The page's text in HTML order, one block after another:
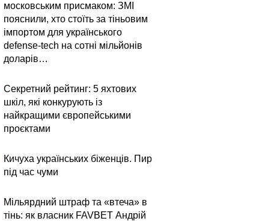
московським присмаком: ЗМІ
пояснили, хто стоїть за тіньовим
імпортом для українського
defense-tech на сотні мільйонів
доларів…
Секретний рейтинг: 5 яхтових
шкіл, які конкурують із
найкращими європейськими
проєктами
Кичуха українських біженців. Пир
під час чуми
Мільярдний штраф та «втеча» в
тінь: як власник FAVBET Андрій